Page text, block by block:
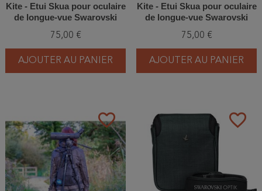
Kite - Etui Skua pour oculaire
de longue-vue Swarovski
75,00 €
AJOUTER AU PANIER
Kite - Etui Skua pour oculaire
de longue-vue Swarovski
75,00 €
AJOUTER AU PANIER
favorite_border favorite_border